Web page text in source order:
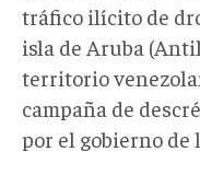
tráfico ilícito de
isla de Aruba
territorio
campaña de
por el gobierno de